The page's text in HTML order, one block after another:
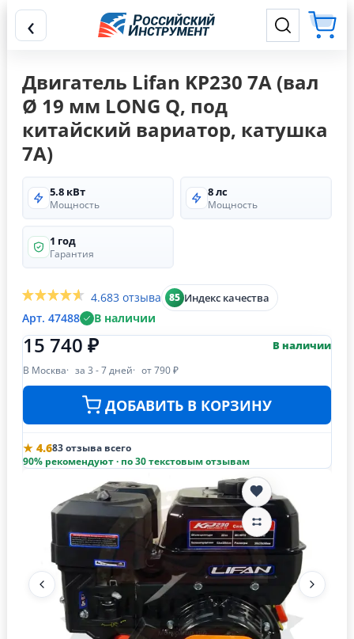
‹
Двигатель Lifan KP230 7А (вал
Ø 19 мм LONG Q, под
китайский вариатор, катушка
7А)
5.8 кВт
Мощность
8 лс
Мощность
1 год
Гарантия
4.683 отзыва 85 Индекс качества
Арт. 47488 В наличии
15 740 ₽ В наличии
В Москва за 3 - 7 дней от 790 ₽
ДОБАВИТЬ В КОРЗИНУ
★ 4.683 отзыва всего
90% рекомендуют · по 30 текстовым отзывам